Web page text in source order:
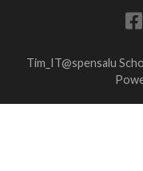
Tim_IT@spensalu